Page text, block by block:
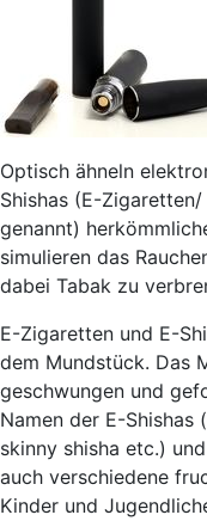
Optisch ähneln
Shishas (E-
genannt)
simulieren das
dabei Tabak zu
E-Zigaretten und E-
dem Mundstück. Das
geschwungen und
Namen der E-Shishas
skinny shisha etc.)
auch verschiedene
Kinder und